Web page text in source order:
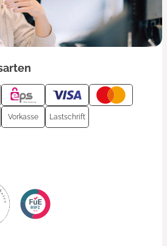
Vorkasse Lastschrift